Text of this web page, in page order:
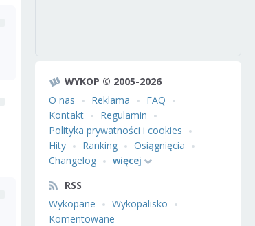
WYKOP © 2005-2026
O nas
Reklama
FAQ
Kontakt
Regulamin
Polityka prywatności i cookies
Hity
Ranking
Osiągnięcia
Changelog
więcej
RSS
Wykopane
Wykopalisko
Komentowane